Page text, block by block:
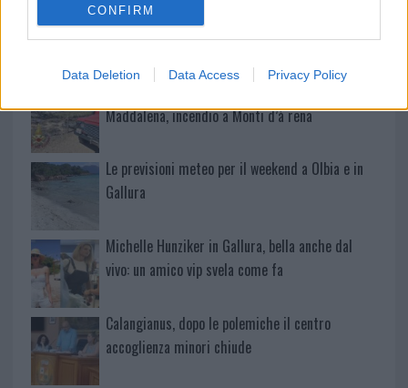
CONFIRM
Data Deletion Data Access Privacy Policy
A fuoco un deposito con bombole, intervento dei
vigili del fuoco a Rudalza
Maddalena, incendio a Monti d’à rena
Le previsioni meteo per il weekend a Olbia e in
Gallura
Michelle Hunziker in Gallura, bella anche dal
vivo: un amico vip svela come fa
Calangianus, dopo le polemiche il centro
accoglienza minori chiude